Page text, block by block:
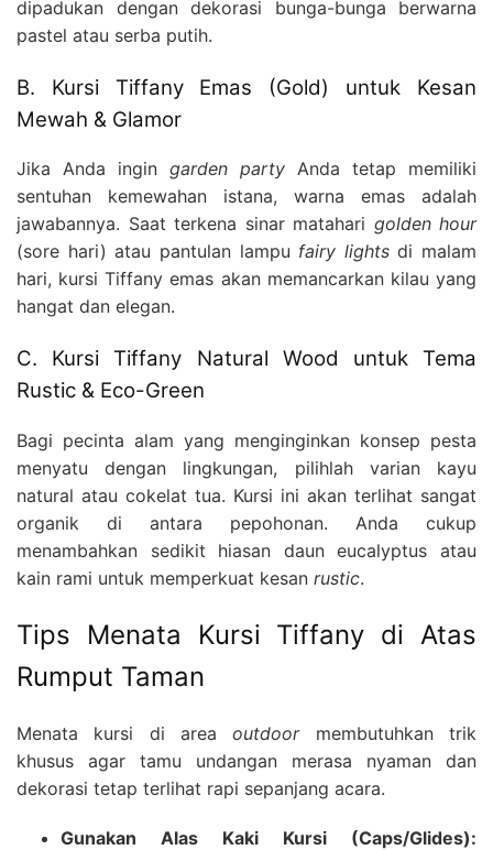
dipadukan dengan dekorasi bunga-bunga berwarna
pastel atau serba putih.
B. Kursi Tiffany Emas (Gold) untuk Kesan
Mewah & Glamor
Jika Anda ingin garden party Anda tetap memiliki
sentuhan kemewahan istana, warna emas adalah
jawabannya. Saat terkena sinar matahari golden hour
(sore hari) atau pantulan lampu fairy lightsdi malam
hari, kursi Tiffany emas akan memancarkan kilau yang
hangat dan elegan.
C. Kursi Tiffany Natural Wood untuk Tema
Rustic & Eco-Green
Bagi pecinta alam yang menginginkan konsep pesta
menyatu dengan lingkungan, pilihlah varian kayu
natural atau cokelat tua. Kursi ini akan terlihat sangat
organik di antara pepohonan. Anda cukup
menambahkan sedikit hiasan daun eucalyptus atau
kain rami untuk memperkuat kesan rustic.
Tips Menata Kursi Tiffany di Atas
Rumput Taman
Menata kursi di areaoutdoormembutuhkan trik
khusus agar tamu undangan merasa nyaman dan
dekorasi tetap terlihat rapi sepanjang acara.
Gunakan Alas Kaki Kursi (Caps/Glides):